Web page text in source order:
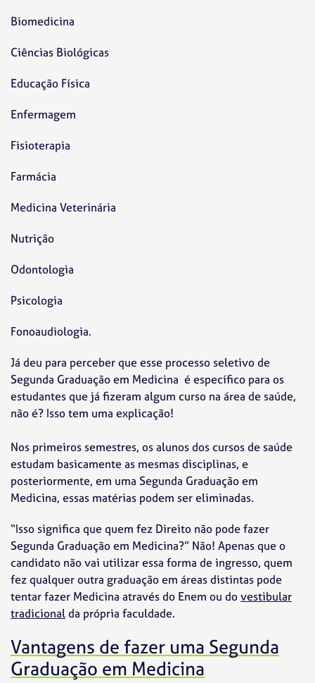
Biomedicina
Ciências Biológicas
Educação Física
Enfermagem
Fisioterapia
Farmácia
Medicina Veterinária
Nutrição
Odontologia
Psicologia
Fonoaudiologia.
Já deu para perceber que esse processo seletivo de
Segunda Graduação em Medicina é específico para os
estudantes que já fizeram algum curso na área de saúde,
não é? Isso tem uma explicação!
Nos primeiros semestres, os alunos dos cursos de saúde
estudam basicamente as mesmas disciplinas, e
posteriormente, em uma Segunda Graduação em
Medicina, essas matérias podem ser eliminadas.
“Isso significa que quem fez Direito não pode fazer
Segunda Graduação em Medicina?” Não! Apenas que o
candidato não vai utilizar essa forma de ingresso, quem
fez qualquer outra graduação em áreas distintas pode
tentar fazer Medicina através do Enem ou dovestibular
tradicionalda própria faculdade.
Vantagens de fazer uma Segunda
Graduação em Medicina